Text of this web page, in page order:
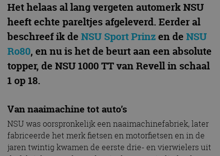
Het helaas al lang vergeten automerk NSU
heeft echte pareltjes afgeleverd. Eerder al
beschreef ik de NSU Sport Prinzen de NSU
Ro80, en nu is het de beurt aan een absolute
topper, de NSU 1000 TT van Revell in schaal
1 op 18.
Van naaimachine tot auto’s
NSU was oorspronkelijk een naaimachinefabriek, later
fabriceerde het merk fietsen en motorfietsen en in de
jaren twintig kwamen de eerste drie- en vierwielers uit